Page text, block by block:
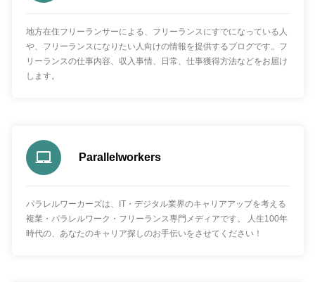
地方在住フリーランサーによる、フリーランスにすでになっている人
や、フリーランスになりたい人向けの情報を提供するブログです。フ
リーランスの仕事内容、収入事情、日常、仕事獲得方法などをお届け
します。
Parallelworkers
パラレルワーカーズは、IT・デジタル業界のキャリアアップを考える
複業・パラレルワーク・フリーランス専門メディアです。 人生100年
時代の、あなたのキャリア探しのお手伝いをさせてください！